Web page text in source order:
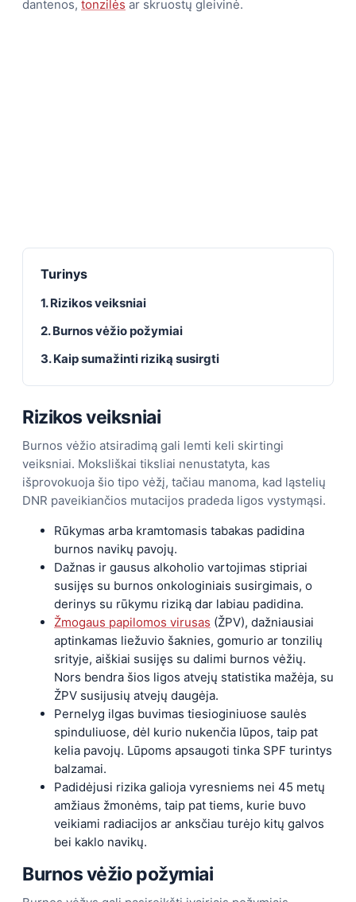
dantenos, tonzilės ar skruostų gleivinė.
Turinys
1. Rizikos veiksniai
2. Burnos vėžio požymiai
3. Kaip sumažinti riziką susirgti
Rizikos veiksniai
Burnos vėžio atsiradimą gali lemti keli skirtingi
veiksniai. Moksliškai tiksliai nenustatyta, kas
išprovokuoja šio tipo vėžį, tačiau manoma, kad ląstelių
DNR paveikiančios mutacijos pradeda ligos vystymąsi.
Rūkymas arba kramtomasis tabakas padidina
burnos navikų pavojų.
Dažnas ir gausus alkoholio vartojimas stipriai
susijęs su burnos onkologiniais susirgimais, o
derinys su rūkymu riziką dar labiau padidina.
Žmogaus papilomos virusas (ŽPV), dažniausiai
aptinkamas liežuvio šaknies, gomurio ar tonzilių
srityje, aiškiai susijęs su dalimi burnos vėžių.
Nors bendra šios ligos atvejų statistika mažėja, su
ŽPV susijusių atvejų daugėja.
Pernelyg ilgas buvimas tiesioginiuose saulės
spinduliuose, dėl kurio nukenčia lūpos, taip pat
kelia pavojų. Lūpoms apsaugoti tinka SPF turintys
balzamai.
Padidėjusi rizika galioja vyresniems nei 45 metų
amžiaus žmonėms, taip pat tiems, kurie buvo
veikiami radiacijos ar anksčiau turėjo kitų galvos
bei kaklo navikų.
Burnos vėžio požymiai